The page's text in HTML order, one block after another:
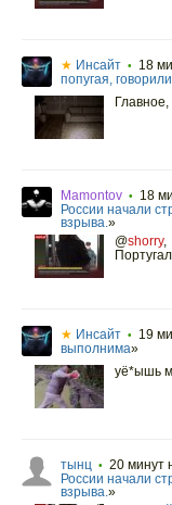
★ Инсайт • 18
попугая,
Mamontov • 18
России начали
взрыва.»
@shorry,
★ Инсайт • 19
выполнима»
уё*ышь
тынц • 20 минут
России начали
взрыва.»